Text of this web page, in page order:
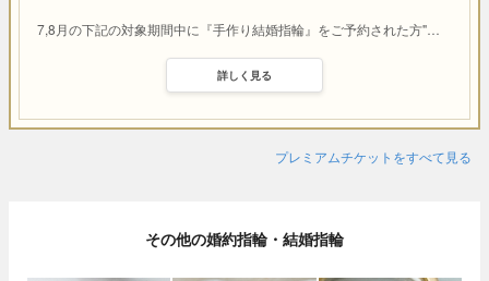
7,8月の下記の対象期間中に『手作り結婚指輪』をご予約された方"…
詳しく見る
プレミアムチケットをすべて見る
その他の婚約指輪・結婚指輪